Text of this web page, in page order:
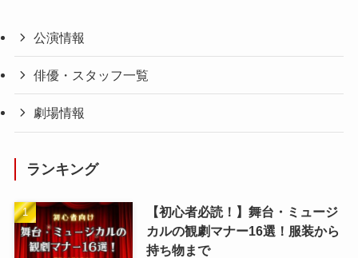
公演情報
俳優・スタッフ一覧
劇場情報
ランキング
【初心者必読！】舞台・ミュージ
カルの観劇マナー16選！服装から
持ち物まで